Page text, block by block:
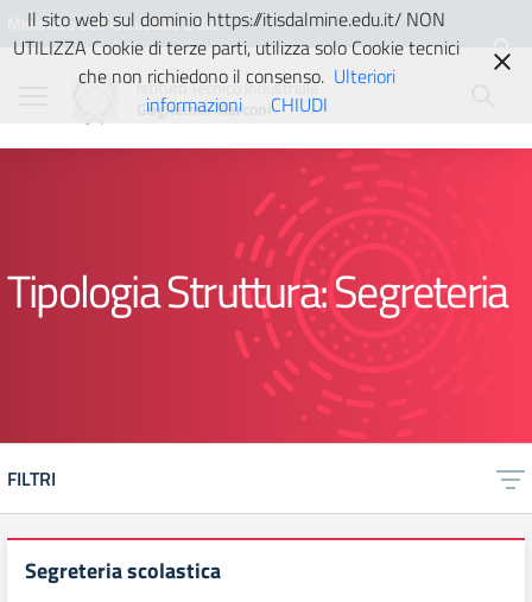
Vai ai contenuti
Vai al menu di navigazione
Vai al footer
Ministero dell'Istruzione e del
Istituto Tecnico Industriale
Guglielmo Marconi
Tipologia Struttura:Segreteria
FILTRI
Segreteria scolastica
Il sito web sul dominio https://itisdalmine.edu.it/ NON
UTILIZZA Cookie di terze parti, utilizza solo Cookie tecnici
che non richiedono il consenso. Ulteriori
informazioni
CHIUDI